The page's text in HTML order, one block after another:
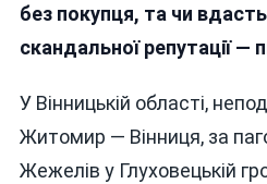
без покупця, та чи
скандальної репутації —
У Вінницькій області,
Житомир — Вінниця, за
Жежелів у Глуховецькій